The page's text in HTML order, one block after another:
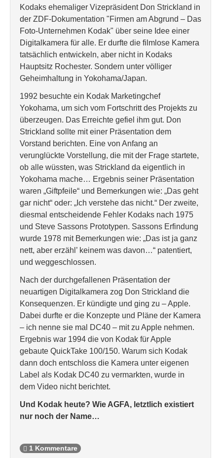
Kodaks ehemaliger Vizepräsident Don Strickland in
der ZDF-Dokumentation "Firmen am Abgrund – Das
Foto-Unternehmen Kodak" über seine Idee einer
Digitalkamera für alle. Er durfte die filmlose Kamera
tatsächlich entwickeln, aber nicht in Kodaks
Hauptsitz Rochester. Sondern unter völliger
Geheimhaltung in Yokohama/Japan.
1992 besuchte ein Kodak Marketingchef
Yokohama, um sich vom Fortschritt des Projekts zu
überzeugen. Das Erreichte gefiel ihm gut. Don
Strickland sollte mit einer Präsentation dem
Vorstand berichten. Eine von Anfang an
verunglückte Vorstellung, die mit der Frage startete,
ob alle wüssten, was Strickland da eigentlich in
Yokohama mache… Ergebnis seiner Präsentation
waren „Giftpfeile“ und Bemerkungen wie: „Das geht
gar nicht“ oder: „Ich verstehe das nicht.“ Der zweite,
diesmal entscheidende Fehler Kodaks nach 1975
und Steve Sassons Prototypen. Sassons Erfindung
wurde 1978 mit Bemerkungen wie: „Das ist ja ganz
nett, aber erzähl’ keinem was davon…“ patentiert,
und weggeschlossen.
Nach der durchgefallenen Präsentation der
neuartigen Digitalkamera zog Don Strickland die
Konsequenzen. Er kündigte und ging zu – Apple.
Dabei durfte er die Konzepte und Pläne der Kamera
– ich nenne sie mal DC40 – mit zu Apple nehmen.
Ergebnis war 1994 die von Kodak für Apple
gebaute QuickTake 100/150. Warum sich Kodak
dann doch entschloss die Kamera unter eigenen
Label als Kodak DC40 zu vermarkten, wurde in
dem Video nicht berichtet.
Und Kodak heute? Wie AGFA, letztlich existiert
nur noch der Name…
1 Kommentare